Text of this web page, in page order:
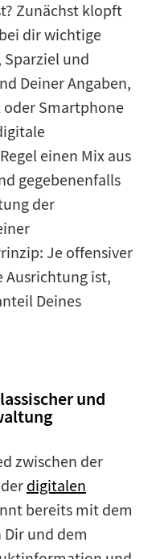
Zunächst klopft
dir wichtige
und
Deiner Angaben,
oder Smartphone
einen Mix aus
gegebenenfalls
der
Je offensiver
ist,
Deines
und
zwischen der
digitalen
bereits mit dem
Dir und dem